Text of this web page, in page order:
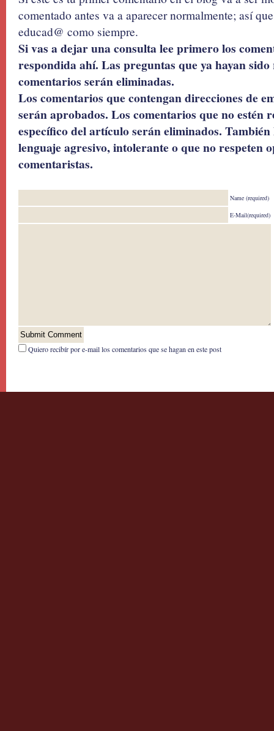
comentado antes va a aparecer normalmente; así
educad@ como siempre.
Si vas a dejar una consulta lee primero los
respondida ahí. Las preguntas que ya hayan
comentarios serán eliminadas.
Los comentarios que contengan direcciones de
serán aprobados. Los comentarios que no estén
específico del artículo serán eliminados.
lenguaje agresivo, intolerante o que no respeten
comentaristas.
Name (required)
E-Mail(required)
Quiero recibír por e-mail los comentarios que se hagan en este post